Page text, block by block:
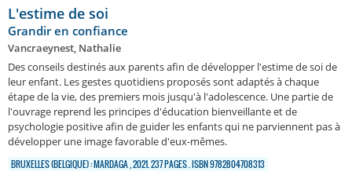
L'estime de soi
Grandir en confiance
Vancraeynest, Nathalie
Des conseils destinés aux parents afin de développer l'estime de soi de
leur enfant. Les gestes quotidiens proposés sont adaptés à chaque
étape de la vie, des premiers mois jusqu'à l'adolescence. Une partie de
l'ouvrage reprend les principes d'éducation bienveillante et de
psychologie positive afin de guider les enfants qui ne parviennent pas à
développer une image favorable d'eux-mêmes.
BRUXELLES (BELGIQUE) : MARDAGA , 2021. 237 PAGES . ISBN 9782804708313